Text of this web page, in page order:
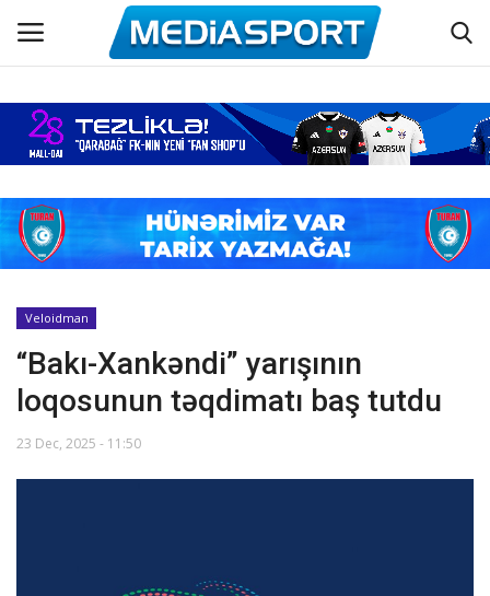
Əsas
Azərbaycan futbolu
Maraqlı
Əlaqə
Haqqımızda
Dünya futbolu
Veloidman
“Bakı-Xankəndi” yarışının
loqosunun təqdimatı baş tutdu
23 Dec, 2025 - 11:50